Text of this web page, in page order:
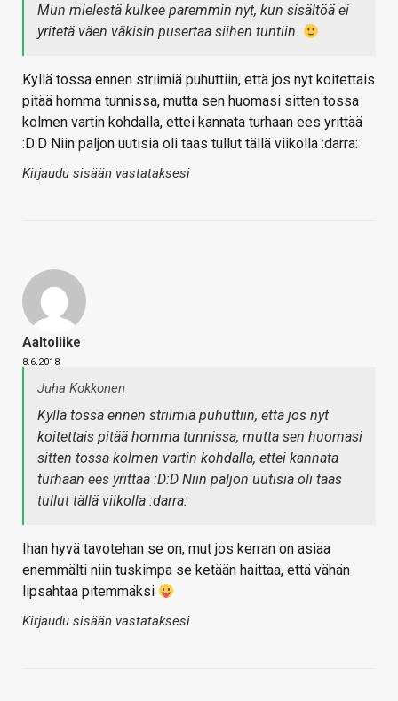
Mun mielestä kulkee paremmin nyt, kun sisältöä ei
yritetä väen väkisin pusertaa siihen tuntiin.
Kyllä tossa ennen striimiä puhuttiin, että jos nyt koitettais
pitää homma tunnissa, mutta sen huomasi sitten tossa
kolmen vartin kohdalla, ettei kannata turhaan ees yrittää
:D:D Niin paljon uutisia oli taas tullut tällä viikolla :darra:
Kirjaudu sisään vastataksesi
Aaltoliike
8.6.2018
Juha Kokkonen
Kyllä tossa ennen striimiä puhuttiin, että jos nyt
koitettais pitää homma tunnissa, mutta sen huomasi
sitten tossa kolmen vartin kohdalla, ettei kannata
turhaan ees yrittää :D:D Niin paljon uutisia oli taas
tullut tällä viikolla :darra:
Ihan hyvä tavotehan se on, mut jos kerran on asiaa
enemmälti niin tuskimpa se ketään haittaa, että vähän
lipsahtaa pitemmäksi
Kirjaudu sisään vastataksesi